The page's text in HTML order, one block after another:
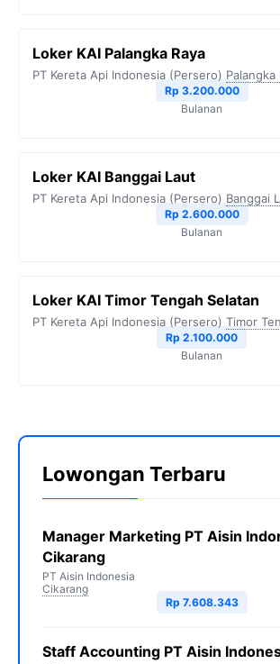
Loker KAI Palangka Raya
PT Kereta Api Indonesia (Persero) Palangka
Rp 3.200.000
Bulanan
Loker KAI Banggai Laut
PT Kereta Api Indonesia (Persero) Banggai
Rp 2.600.000
Bulanan
Loker KAI Timor Tengah Selatan
PT Kereta Api Indonesia (Persero) Timor
Rp 2.100.000
Bulanan
Lowongan Terbaru
Manager Marketing PT Aisin
Cikarang
PT Aisin Indonesia
Cikarang
Rp 7.608.343
Staff Accounting PT Aisin